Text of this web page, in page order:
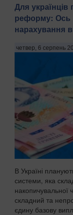
Для
реформу: Ось
нарахування
четвер, 6 серпень
В Україні
системи, яка
накопичувальної
складний та
єдину базову